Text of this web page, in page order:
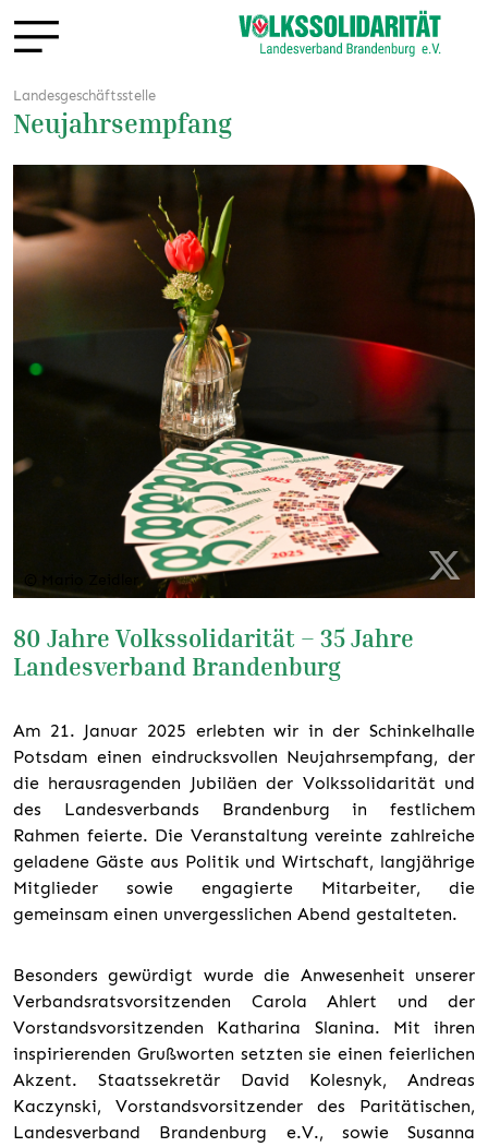
Landesgeschäftsstelle
Neujahrsempfang
80 Jahre Volkssolidarität – 35 Jahre
Landesverband Brandenburg
Am 21. Januar 2025 erlebten wir in der Schinkelhalle
Potsdam einen eindrucksvollen Neujahrsempfang, der
die herausragenden Jubiläen der Volkssolidarität und
des Landesverbands Brandenburg in festlichem
Rahmen feierte. Die Veranstaltung vereinte zahlreiche
geladene Gäste aus Politik und Wirtschaft, langjährige
Mitglieder sowie engagierte Mitarbeiter, die
gemeinsam einen unvergesslichen Abend gestalteten.
Besonders gewürdigt wurde die Anwesenheit unserer
Verbandsratsvorsitzenden Carola Ahlert und der
Vorstandsvorsitzenden Katharina Slanina. Mit ihren
inspirierenden Grußworten setzten sie einen feierlichen
Akzent. Staatssekretär David Kolesnyk, Andreas
Kaczynski, Vorstandsvorsitzender des Paritätischen,
Landesverband Brandenburg e.V., sowie Susanna